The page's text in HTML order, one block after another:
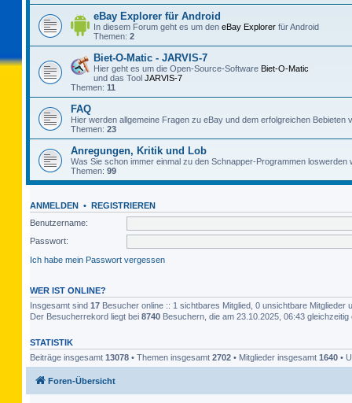
eBay Explorer für Android
In diesem Forum geht es um den eBay Explorer für Android
Themen: 2
Biet-O-Matic - JARVIS-7
Hier geht es um die Open-Source-Software Biet-O-Matic
und das Tool JARVIS-7
Themen: 11
FAQ
Hier werden allgemeine Fragen zu eBay und dem erfolgreichen Bebieten
Themen: 23
Anregungen, Kritik und Lob
Was Sie schon immer einmal zu den Schnapper-Programmen loswerden
Themen: 99
ANMELDEN • REGISTRIEREN
Benutzername:
Passwort:
Ich habe mein Passwort vergessen
WER IST ONLINE?
Insgesamt sind 17 Besucher online :: 1 sichtbares Mitglied, 0 unsichtbare
Der Besucherrekord liegt bei 8740 Besuchern, die am 23.10.2025, 06:43 gleichzeitig
STATISTIK
Beiträge insgesamt 13078 • Themen insgesamt 2702 • Mitglieder insgesamt 1640 •
Foren-Übersicht